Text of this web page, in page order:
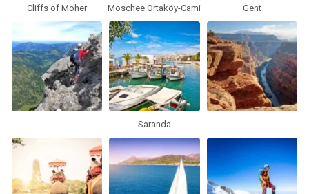
Cliffs of Moher Moschee Ortaköy-Cami Gent
Saranda